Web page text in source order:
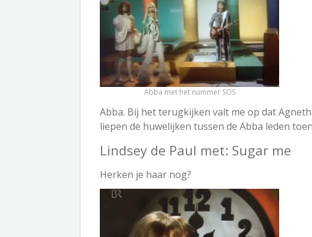
Abba met het nummer SOS
Abba. Bij het terugkijken valt me op dat
liepen de huwelijken tussen de Abba leden
Lindsey de Paul met: Sugar me
Herken je haar nog?